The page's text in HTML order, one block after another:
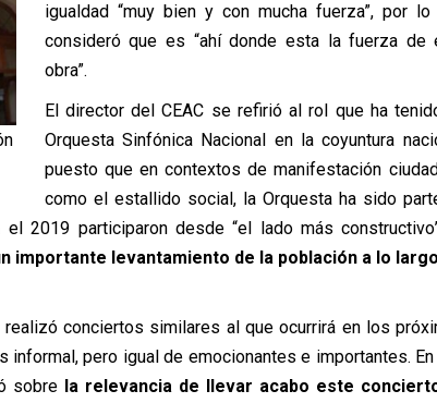
igualdad “muy bien y con mucha fuerza”, por lo
consideró que es “ahí donde esta la fuerza de
obra”.
El director del CEAC se refirió al rol que ha
Orquesta Sinfónica Nacional en la coyuntura
puesto que en contextos de manifestación
como el estallido social, la Orquesta ha sido
2019 participaron desde “el lado más
importante levantamiento de la población a lo
conciertos similares al que ocurrirá en los
informal, pero igual de emocionantes e importantes.
sobre la relevancia de llevar acabo este